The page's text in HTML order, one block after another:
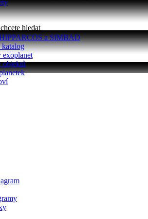
a SIMBAD
katalog
exoplanet
objektů
hledat